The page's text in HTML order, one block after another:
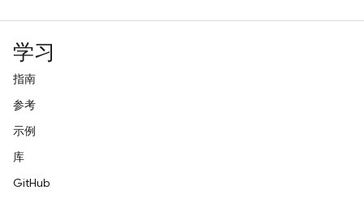
学习
指南
参考
示例
库
GitHub